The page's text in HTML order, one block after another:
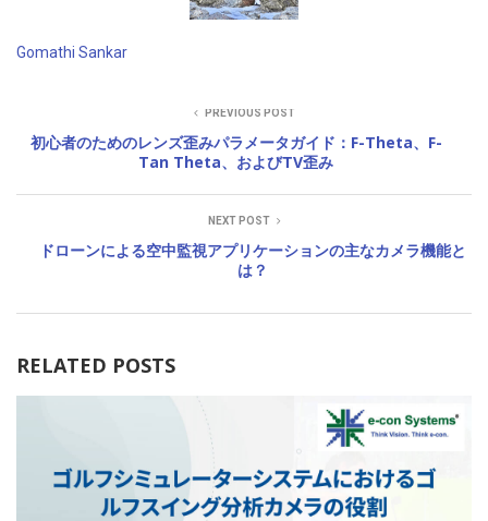
Gomathi Sankar
PREVIOUS POST
初心者のためのレンズ歪みパラメータガイド：F-Theta、F-
Tan Theta、およびTV歪み
NEXT POST
ドローンによる空中監視アプリケーションの主なカメラ機能と
は？
RELATED POSTS